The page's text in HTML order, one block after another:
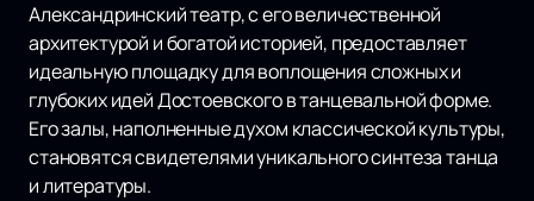
Александринский театр, с его величественной
архитектурой и богатой историей, предоставляет
идеальную площадку для воплощения сложных и
глубоких идей Достоевского в танцевальной форме.
Его залы, наполненные духом классической культуры,
становятся свидетелями уникального синтеза танца
и литературы.